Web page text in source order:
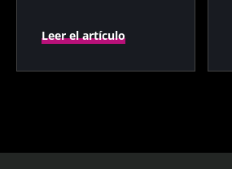
Leer el artículo